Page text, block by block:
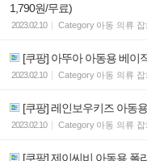
1,790원/무료)
2023.02.10 Category 아동 의류 잡
[쿠팡] 아뚜아 아동용 베이
2023.02.10 Category 아동 의류 잡
[쿠팡] 레인보우키즈 아동
2023.02.10 Category 아동 의류 잡
[쿠팡] 제이씨비 아동용 폴